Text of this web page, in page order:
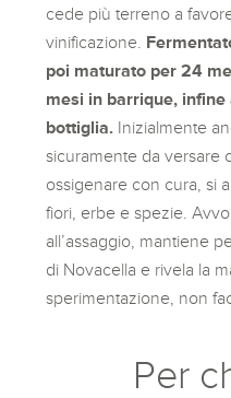
cede più terreno a
vinificazione.
poi maturato per 24
mesi in barrique,
bottiglia. Inizialmente
sicuramente da versare
ossigenare con cura, si
fiori, erbe e spezie.
all’assaggio, mantiene
di Novacella e rivela la
sperimentazione, non
Per